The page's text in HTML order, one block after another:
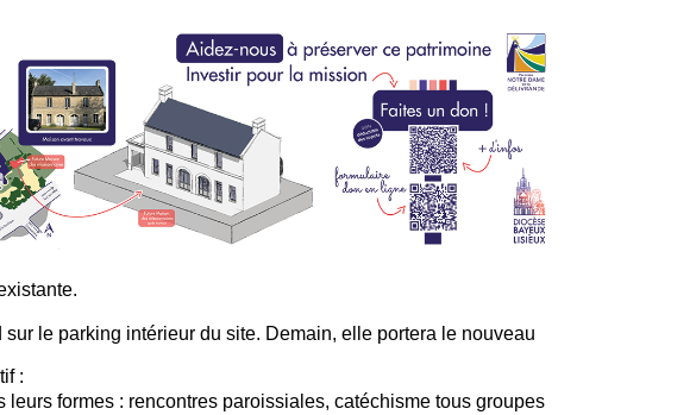
le parking intérieur du site. Demain, elle portera le nouveau
:
formes : rencontres paroissiales, catéchisme tous groupes